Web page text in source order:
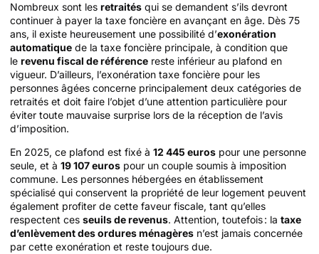
Nombreux sont les retraités qui se demandent s’ils devront
continuer à payer la taxe foncière en avançant en âge. Dès 75
ans, il existe heureusement une possibilité d’exonération
automatique de la taxe foncière principale, à condition que
le revenu fiscal de référence reste inférieur au plafond en
vigueur. D’ailleurs, l’exonération taxe foncière pour les
personnes âgées concerne principalement deux catégories de
retraités et doit faire l’objet d’une attention particulière pour
éviter toute mauvaise surprise lors de la réception de l’avis
d’imposition.
En 2025, ce plafond est fixé à 12 445 euros pour une personne
seule, et à 19 107 euros pour un couple soumis à imposition
commune. Les personnes hébergées en établissement
spécialisé qui conservent la propriété de leur logement peuvent
également profiter de cette faveur fiscale, tant qu’elles
respectent ces seuils de revenus. Attention, toutefois : la taxe
d’enlèvement des ordures ménagères n’est jamais concernée
par cette exonération et reste toujours due.